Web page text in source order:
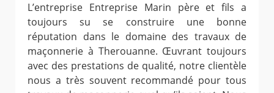
L’entreprise Entreprise Marin père et fils a
toujours su se construire une bonne
réputation dans le domaine des travaux de
maçonnerie à Therouanne. Œuvrant toujours
avec des prestations de qualité, notre clientèle
nous a très souvent recommandé pour tous